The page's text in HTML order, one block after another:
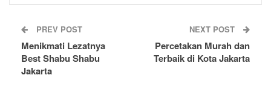
PREV POST
Menikmati Lezatnya
Best Shabu Shabu
Jakarta
NEXT POST
Percetakan Murah dan
Terbaik di Kota Jakarta